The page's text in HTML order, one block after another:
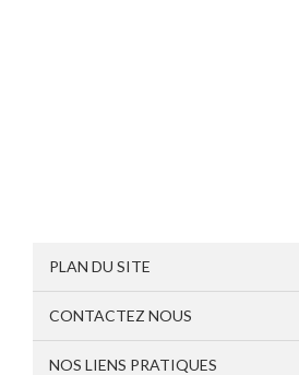
PLAN DU SITE
CONTACTEZ NOUS
NOS LIENS PRATIQUES